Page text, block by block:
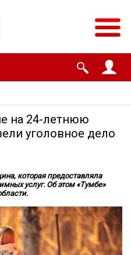
на 24-летнюю
уголовное дело
которая предоставляла
услуг. Об этом «Тумбе»